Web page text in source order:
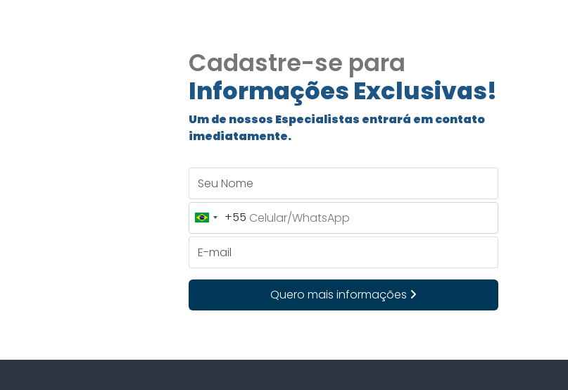
Cadastre-se para
Informações Exclusivas!
Um de nossos Especialistas entrará em contato
imediatamente.
Brazil
+55
+55
Quero mais informações